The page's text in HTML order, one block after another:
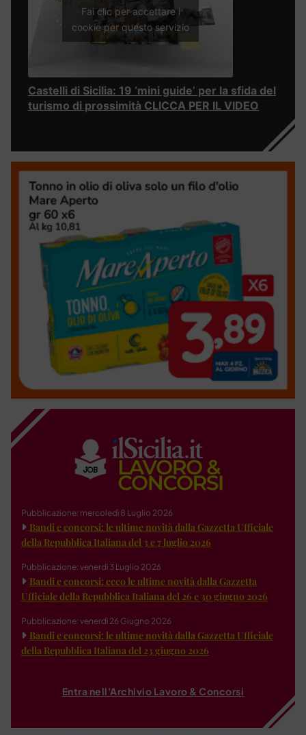
Fai clic per accettare i
cookie per questo servizio
Castelli di Sicilia: 19 ‘mini guide’ per la sfida del
turismo di prossimità CLICCA PER IL VIDEO
Pubblicazione: mercoledì 8 Luglio 2026
Bandi e concorsi: le ultime novità dalla Gazzetta Ufficiale
della Repubblica Italiana del 3 e 7 luglio 2026
Pubblicazione: venerdì 3 Luglio 2026
Bandi e concorsi: ecco le ultime novità dalla Gazzetta
Ufficiale della Repubblica Italiana del 26 e 30 giugno 2026
Pubblicazione: venerdì 26 Giugno 2026
Bandi e concorsi: le ultime novità dalla Gazzetta Ufficiale
della Repubblica Italiana del 23 giugno 2026
Entra nell'Archivio Lavoro & Concorsi